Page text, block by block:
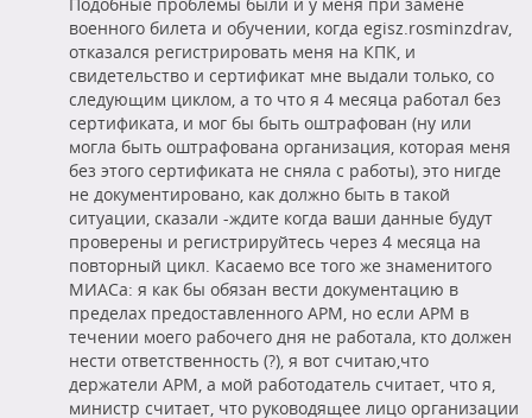
военного билета и обучении, когда egisz.rosminzdrav,
отказался регистрировать меня на КПК, и
свидетельство и сертификат мне выдали только, со
следующим циклом, а то что я 4 месяца работал без
сертификата, и мог бы быть оштрафован (ну или
могла быть оштрафована организация, которая меня
без этого сертификата не сняла с работы), это нигде
не документировано, как должно быть в такой
ситуации, сказали -ждите когда ваши данные будут
проверены и регистрируйтесь через 4 месяца на
повторный цикл. Касаемо все того же знаменитого
МИАСа: я как бы обязан вести документацию в
пределах предоставленного АРМ, но если АРМ в
течении моего рабочего дня не работала, кто должен
нести ответственность (?), я вот считаю,что
держатели АРМ, а мой работодатель считает, что я,
министр считает, что руководящее лицо организации